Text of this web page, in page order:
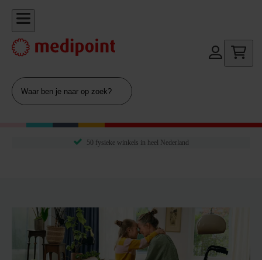
50 fysieke winkels in heel Nederland